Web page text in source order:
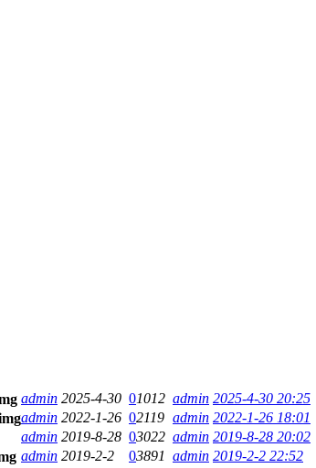
admin 2025-4-30 01012 admin 2025-4-30 20:25
admin 2022-1-26 02119 admin 2022-1-26 18:01
admin 2019-8-28 03022 admin 2019-8-28 20:02
admin 2019-2-2 03891 admin 2019-2-2 22:52